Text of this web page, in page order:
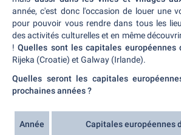
année, c'est donc l'occasion de louer une
pour pouvoir vous rendre dans tous les
des activités culturelles et en même
!Quelles sont les capitales européennes
Rijeka (Croatie) et Galway (Irlande).
Quelles seront les capitales
prochaines années ?
Année Capitales européennes